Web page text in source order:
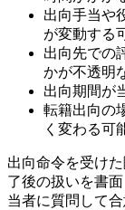
出向手当や
が変動する
出向先での
かが不透明
出向期間が
転籍出向の
く変わる可
出向命令を受け
了後の扱いを書
当者に質問して